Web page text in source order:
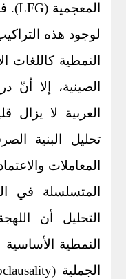
المعجمية(LFG)
.
لوجود هذه
النمطية كاللغات
الصينية، إلا أنّ
العربية لا
تحليل البنية
المعاملات
المتسلسلة في
التحليل أن
النمطية الأساسية
الجملية (